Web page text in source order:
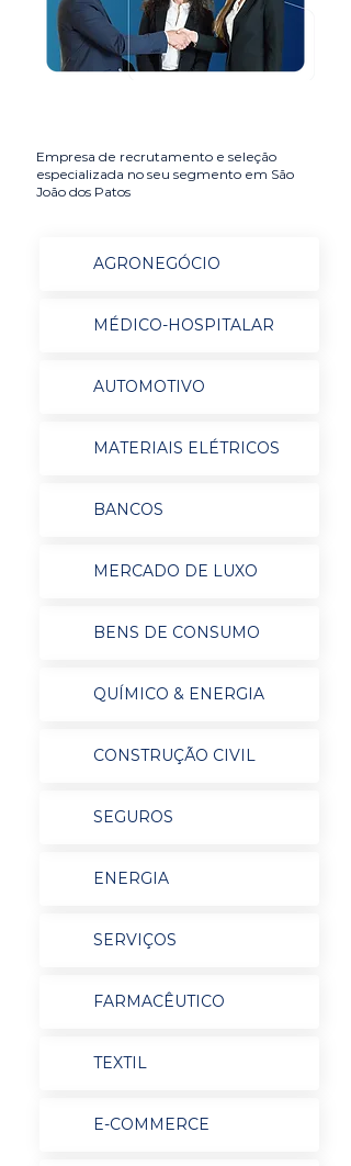
Empresa de recrutamento e seleção
especializada no seu segmento em São
João dos Patos
AGRONEGÓCIO
MÉDICO-HOSPITALAR
AUTOMOTIVO
MATERIAIS ELÉTRICOS
BANCOS
MERCADO DE LUXO
BENS DE CONSUMO
QUÍMICO & ENERGIA
CONSTRUÇÃO CIVIL
SEGUROS
ENERGIA
SERVIÇOS
FARMACÊUTICO
TEXTIL
E-COMMERCE